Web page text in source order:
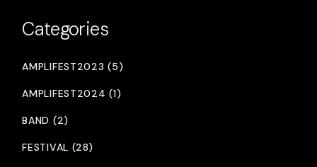
Categories
AMPLIFEST2023 (5)
AMPLIFEST2024 (1)
BAND (2)
FESTIVAL (28)